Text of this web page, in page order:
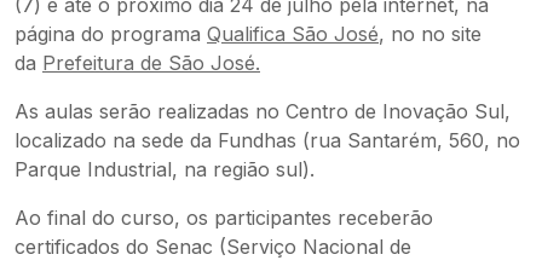
(7) e até o próximo dia 24 de julho pela internet, na
página do programa Qualifica São José, no no site
da Prefeitura de São José.
As aulas serão realizadas no Centro de Inovação Sul,
localizado na sede da Fundhas (rua Santarém, 560, no
Parque Industrial, na região sul).
Ao final do curso, os participantes receberão
certificados do Senac (Serviço Nacional de